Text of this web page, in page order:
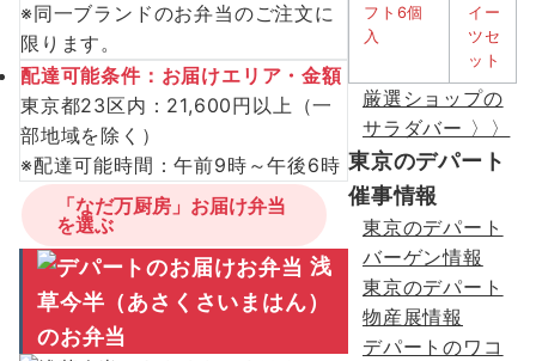
※同一ブランドのお弁当のご注文に
限ります。
配達可能条件：お届けエリア・金額
東京都23区内：21,600円以上（一
部地域を除く）
※配達可能時間：午前9時～午後6時
「なだ万厨房」お届け弁当
を選ぶ
浅
草今半（あさくさいまはん）
のお弁当
厳選ショップの
サラダバー 〉〉
東京のデパート
催事情報
東京のデパート
バーゲン情報
東京のデパート
物産展情報
デパートのワコ